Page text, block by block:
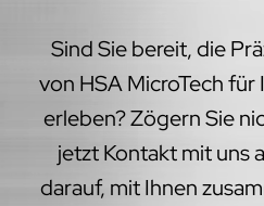
Sind Sie bereit, die
von HSA MicroTech
erleben? Zögern Sie
jetzt Kontakt mit uns
darauf, mit Ihnen